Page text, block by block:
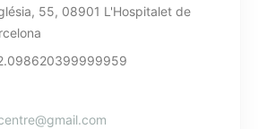
55, 08901 L'Hospitalet de